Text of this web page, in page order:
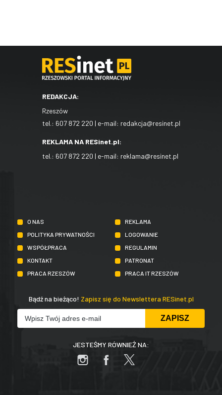
REDAKCJA:
Rzeszów
tel.: 607 872 220 | e-mail: redakcja@resinet.pl
REKLAMA NA RESinet.pl:
tel.: 607 872 220 | e-mail: reklama@resinet.pl
O NAS
REKLAMA
POLITYKA PRYWATNOŚCI
LOGOWANIE
WSPÓŁPRACA
REGULAMIN
KONTAKT
PATRONAT
PRACA RZESZÓW
PRACA IT RZESZÓW
Bądź na bieżąco! Zapisz się do Newslettera RESinet.pl
JESTEŚMY RÓWNIEŻ NA: